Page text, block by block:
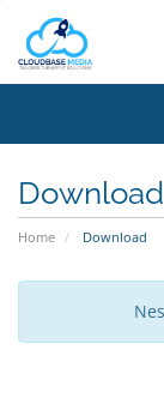
Download
Home Download